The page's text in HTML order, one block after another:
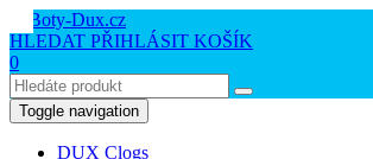
HLEDAT PŘIHLÁSIT KOŠÍK
0
Toggle navigation
DUX Clogs